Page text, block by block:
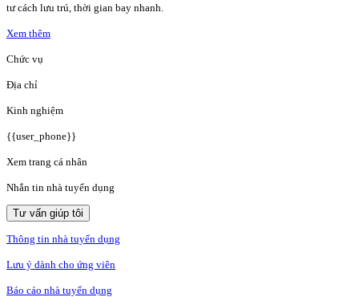
tư cách lưu trú, thời gian bay nhanh.
Xem thêm
Chức vụ
Địa chỉ
Kinh nghiệm
{{user_phone}}
Xem trang cá nhân
Nhắn tin nhà tuyển dụng
Tư vấn giúp tôi
Thông tin nhà tuyển dụng
Lưu ý dành cho ứng viên
Báo cáo nhà tuyển dụng